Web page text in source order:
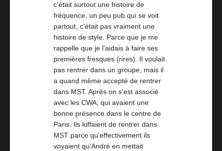
c'était surtout une histoire de
fréquence, un peu pub qui se voit
partout, c'était pas vraiment une
histoire de style. Parce que je me
rappelle que je l'aidais à faire ses
premières fresques (rires). Il voulait
pas rentrer dans un groupe, mais il
a quand même accepté de rentrer
dans MST. Après on s'est associé
avec les CWA, qui avaient une
bonne présence dans le centre de
Paris. Ils kiffaient de rentrer dans
MST parce qu'effectivement ils
voyaient qu'André en mettait